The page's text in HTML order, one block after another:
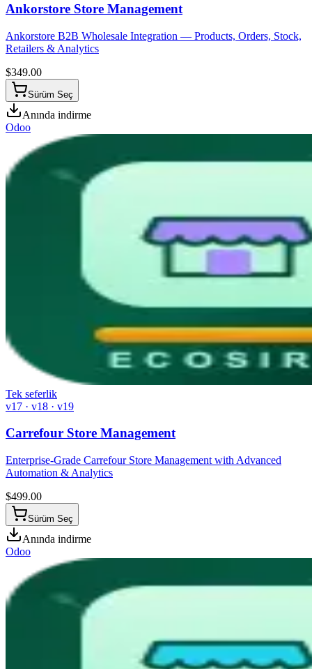
Ankorstore Store Management
Ankorstore B2B Wholesale Integration — Products, Orders, Stock,
Retailers & Analytics
$349.00
Sürüm Seç
Anında indirme
Odoo
Tek seferlik
v17 · v18 · v19
Carrefour Store Management
Enterprise-Grade Carrefour Store Management with Advanced
Automation & Analytics
$499.00
Sürüm Seç
Anında indirme
Odoo